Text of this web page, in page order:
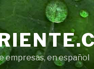
empresas, en español